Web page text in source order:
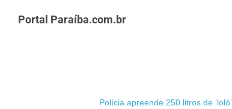
Portal Paraíba.com.br
Polícia apreende 250 litros de ‘loló’